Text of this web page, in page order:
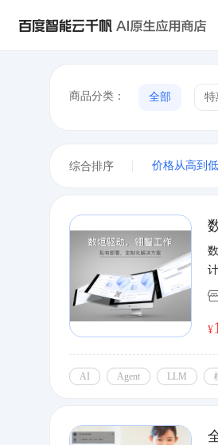
应用列表_百度智
商品分类： 全部 特
综合排序 价格从高到低
¥
AI Agent LLM